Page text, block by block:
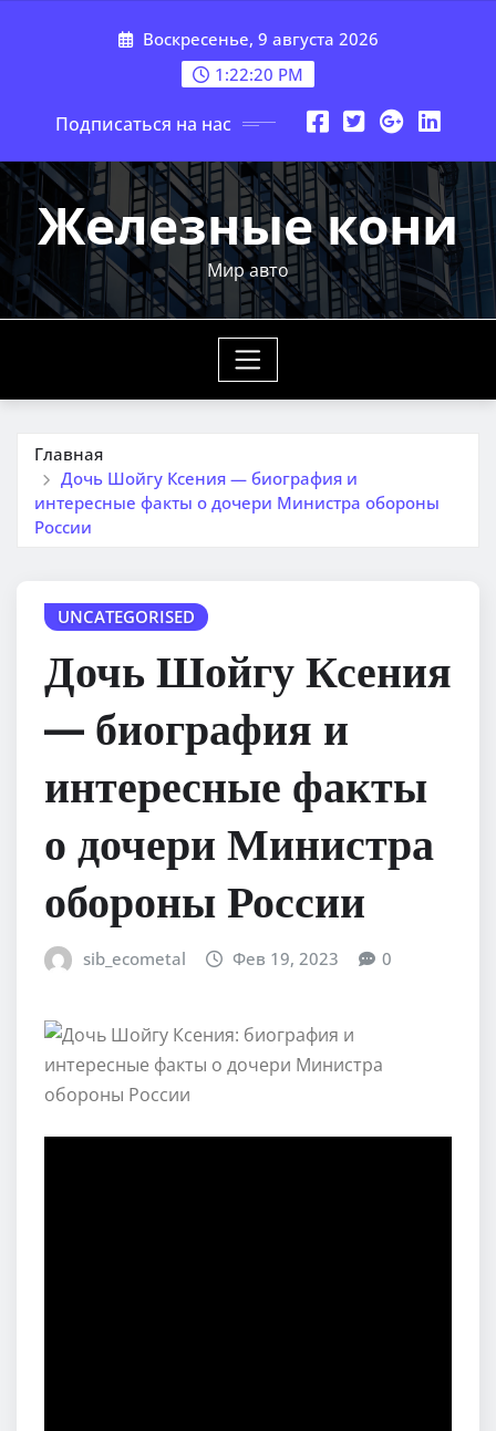
Воскресенье, 9 августа 2026
1:22:21 PM
Подписаться на нас
Железные кони
Мир авто
Главная
Дочь Шойгу Ксения — биография и
интересные факты о дочери Министра обороны
России
UNCATEGORISED
Дочь Шойгу Ксения
— биография и
интересные факты
о дочери Министра
обороны России
sib_ecometal Фев 19, 2023 0